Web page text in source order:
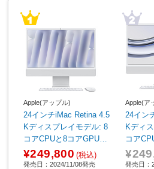
Apple(アップル)
24インチiMac Retina 4.5
Kディスプレイモデル: 8
コアCPUと8コアGPUを
搭載したApple M4チッ
プ, 16GB, 256GB SSD -
¥249,800 (税込)
発売日：2024/11/08発売
Apple(ア
24イン
Kディ
コア
搭載し
プ,
発売日：